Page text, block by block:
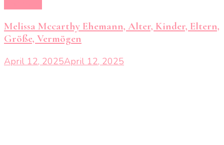
Melissa Mccarthy Ehemann, Alter, Kinder, Eltern,
Größe, Vermögen
April 12, 2025April 12, 2025